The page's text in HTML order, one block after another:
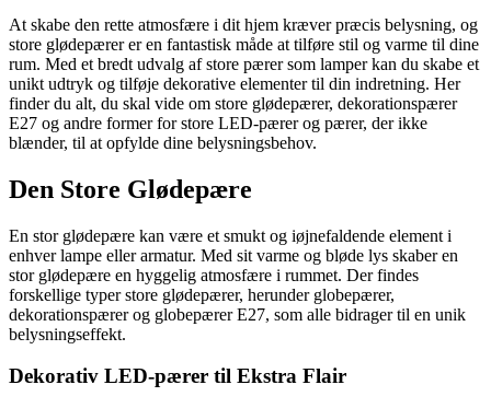
At skabe den rette atmosfære i dit hjem kræver præcis belysning, og
store glødepærer er en fantastisk måde at tilføre stil og varme til dine
rum. Med et bredt udvalg af store pærer som lamper kan du skabe et
unikt udtryk og tilføje dekorative elementer til din indretning. Her
finder du alt, du skal vide om store glødepærer, dekorationspærer
E27 og andre former for store LED-pærer og pærer, der ikke
blænder, til at opfylde dine belysningsbehov.
Den Store Glødepære
En stor glødepære kan være et smukt og iøjnefaldende element i
enhver lampe eller armatur. Med sit varme og bløde lys skaber en
stor glødepære en hyggelig atmosfære i rummet. Der findes
forskellige typer store glødepærer, herunder globepærer,
dekorationspærer og globepærer E27, som alle bidrager til en unik
belysningseffekt.
Dekorativ LED-pærer til Ekstra Flair